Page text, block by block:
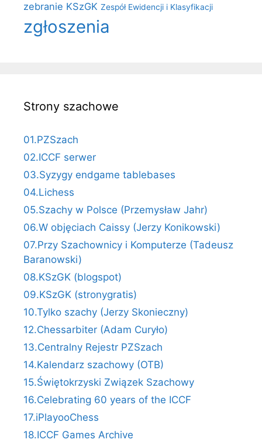
zebranie KSzGK Zespół Ewidencji i Klasyfikacji
zgłoszenia
Strony szachowe
01.PZSzach
02.ICCF serwer
03.Syzygy endgame tablebases
04.Lichess
05.Szachy w Polsce (Przemysław Jahr)
06.W objęciach Caissy (Jerzy Konikowski)
07.Przy Szachownicy i Komputerze (Tadeusz
Baranowski)
08.KSzGK (blogspot)
09.KSzGK (stronygratis)
10.Tylko szachy (Jerzy Skonieczny)
12.Chessarbiter (Adam Curyło)
13.Centralny Rejestr PZSzach
14.Kalendarz szachowy (OTB)
15.Świętokrzyski Związek Szachowy
16.Celebrating 60 years of the ICCF
17.iPlayooChess
18.ICCF Games Archive